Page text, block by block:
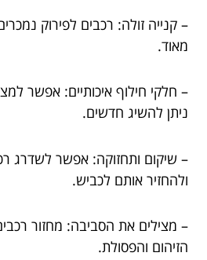
– קנייה זולה: רכבים לפירוק
מאוד.
– חלקי חילוף איכותיים: אפשר
ניתן להשיג חדשים.
– שיקום ותחזוקה: אפשר לשדרג
ולהחזיר אותם לכביש.
– מצילים את הסביבה: מחזור
הזיהום והפסולת.